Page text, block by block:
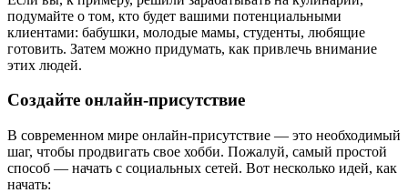
подумайте о том, кто будет вашими потенциальными
клиентами: бабушки, молодые мамы, студенты, любящие
готовить. Затем можно придумать, как привлечь внимание
этих людей.
Создайте онлайн-присутствие
В современном мире онлайн-присутствие — это необходимый
шаг, чтобы продвигать свое хобби. Пожалуй, самый простой
способ — начать с социальных сетей. Вот несколько идей, как
начать: